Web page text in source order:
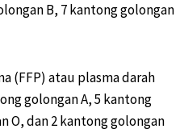
B, 7 kantong golongan
(FFP) atau plasma darah
golongan A, 5 kantong
O, dan 2 kantong golongan